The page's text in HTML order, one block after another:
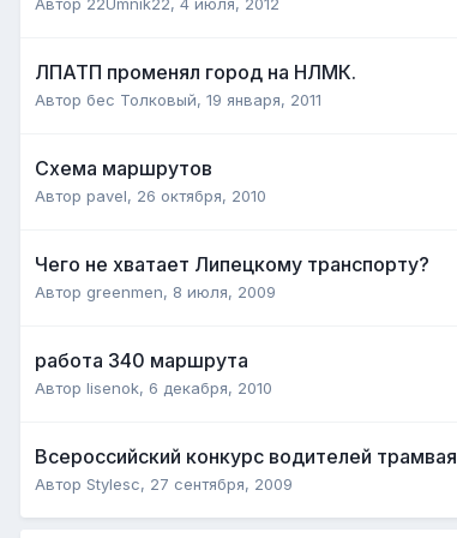
ЛПАТП променял город на НЛМК.
Автор бес Толковый, 19 января, 2011
Схема маршрутов
Автор pavel, 26 октября, 2010
Чего не хватает Липецкому транспорту?
Автор greenmen, 8 июля, 2009
работа 340 маршрута
Автор lisenok, 6 декабря, 2010
Всероссийский конкурс водителей трамвая
Автор Stylesc, 27 сентября, 2009